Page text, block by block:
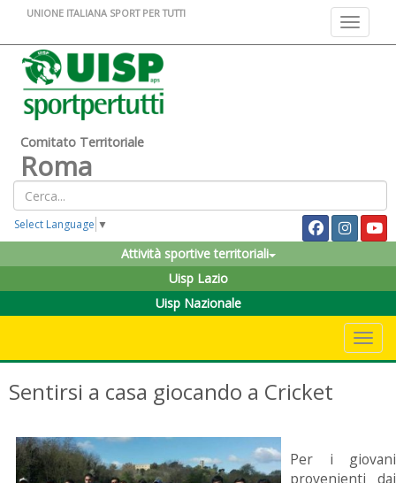
Toggle
UNIONE ITALIANA SPORT PER TUTTI
Comitato Territoriale
Roma
Select Language ▼
Attività sportive territoriali
Uisp Lazio
Uisp Nazionale
Sentirsi a casa giocando a Cricket
Per i giovani
provenienti dai